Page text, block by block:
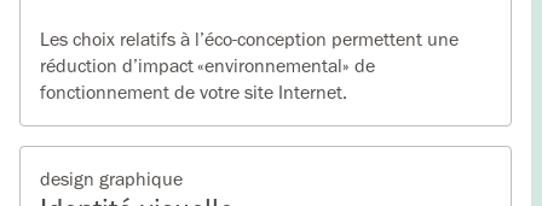
Les choix relatifs à l’éco-conception permettent une
réduction d’impact «environnemental» de
fonctionnement de votre site Internet.
design graphique